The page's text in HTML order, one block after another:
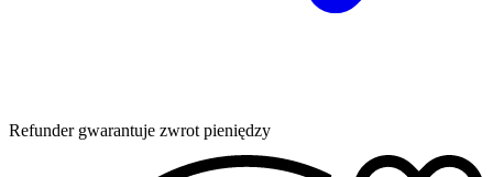
Refunder gwarantuje zwrot pieniędzy